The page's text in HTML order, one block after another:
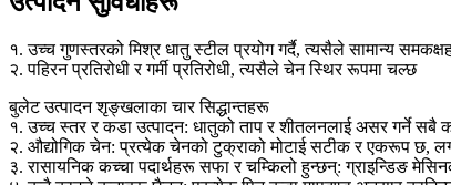
१. उच्च गुणस्तरको मिश्र धातु स्टील प्रयोग गर्दै, त्यसैले सामान्य
२. पहिरन प्रतिरोधी र गर्मी प्रतिरोधी, त्यसैले चेन स्थिर रूपमा चल्छ
बुलेट उत्पादन शृङ्खलाका चार सिद्धान्तहरू
१. उच्च स्तर र कडा उत्पादन: धातुको ताप र शीतलनलाई असर गर्ने
२. औद्योगिक चेन: प्रत्येक चेनको टुक्राको मोटाई सटीक र एकरूप छ,
३. रासायनिक कच्चा पदार्थहरू सफा र चम्किलो हुन्छन्: ग्राइन्डिङ